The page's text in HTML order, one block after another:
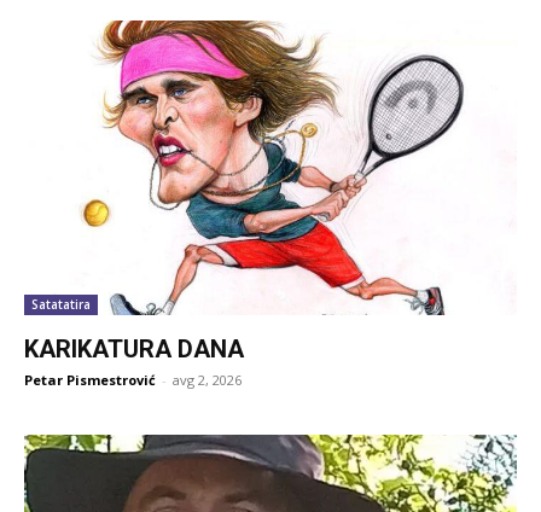
Satatatira
KARIKATURA DANA
Petar Pismestrović - avg 2, 2026